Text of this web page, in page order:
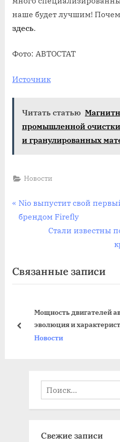
наше будет лучшим!
здесь.
Фото: АВТОСТАТ
Источник
Читать статью
промышленной
и гранулированных
Новости
Навигация
по
П
р
д
у
я
Nio выпустит свой
брендом Firefly
С
д
у
щ
а
я
п
и
с
:
Стали известны
Связанные записи
Мощность двигателей
эволюция и
Новости
пред
Найти:
Свежие записи